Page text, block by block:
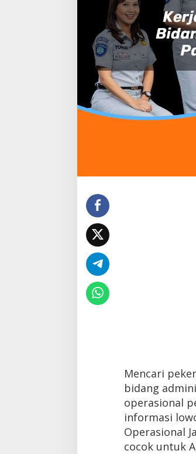
Mencari
bidang
operasional
informasi
Operasional
cocok untuk